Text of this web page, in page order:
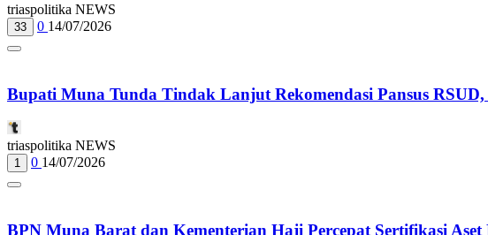
triaspolitika NEWS
33 0 14/07/2026
Bupati Muna Tunda Tindak Lanjut Rekomendasi Pansus
triaspolitika NEWS
1 0 14/07/2026
BPN Muna Barat dan Kementerian Haji Percepat Sertifikasi Aset